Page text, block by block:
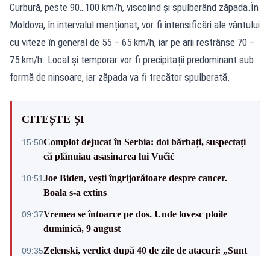
Curbură, peste 90…100 km/h, viscolind și spulberând zăpada.În
Moldova, în intervalul menționat, vor fi intensificări ale vântului
cu viteze în general de 55 – 65 km/h, iar pe arii restrânse 70 –
75 km/h. Local și temporar vor fi precipitații predominant sub
formă de ninsoare, iar zăpada va fi trecător spulberată.
CITEȘTE ȘI
15:50Complot dejucat în Serbia: doi bărbați, suspectați
că plănuiau asasinarea lui Vučić
10:51Joe Biden, vești îngrijorătoare despre cancer.
Boala s-a extins
09:37Vremea se întoarce pe dos. Unde lovesc ploile
duminică, 9 august
09:35Zelenski, verdict după 40 de zile de atacuri: „Sunt